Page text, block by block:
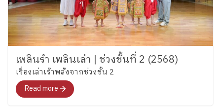
เพลินรำ เพลินเล่า | ช่วงชั้นที่ 2 (2568)
เรื่องเล่าเร้าพลังจากช่วงชั้น 2
Read more